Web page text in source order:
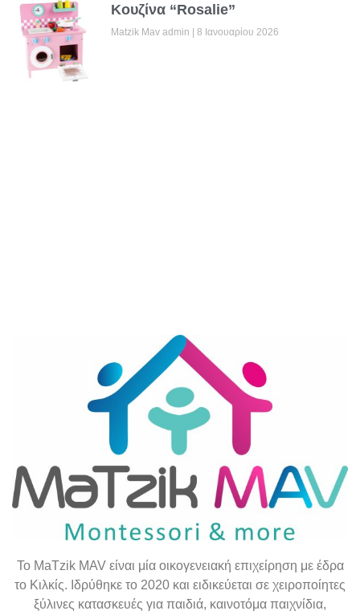
Κουζίνα “Rosalie”
Matzik Mav admin 8 Ιανουαρίου 2026
To MaTzik MAVείναι μία οικογενειακή επιχείρηση με έδρα
το Κιλκίς. Ιδρύθηκε το 2020 και ειδικεύεται σε χειροποίητες
ξύλινες κατασκευές για παιδιά, καινοτόμα παιχνίδια,